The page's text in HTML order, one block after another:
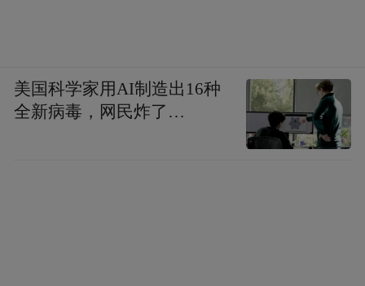
美国科学家用AI制造出16种
全新病毒，网民炸了…